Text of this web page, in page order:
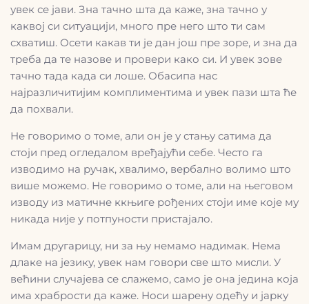
увек се јави. Зна тачно шта да каже, зна тачно у
каквој си ситуацији, много пре него што ти сам
схватиш. Осети какав ти је дан још пре зоре, и зна да
треба да те назове и провери како си. И увек зове
тачно тада када си лоше. Обасипа нас
најразличитијим комплиментима и увек пази шта ће
да похвали.
Не говоримо о томе, али он је у стању сатима да
стоји пред огледалом вређајући себе. Често га
изводимо на ручак, хвалимо, вербално волимо што
више можемо. Не говоримо о томе, али на његовом
изводу из матичне ккњиге рођених стоји име које му
никада није у потпуности пристајало.
Имам другарицу, ни за њу немамо надимак. Нема
длаке на језику, увек нам говори све што мисли. У
већини случајева се слажемо, само је она једина која
има храбрости да каже. Носи шарену одећу и јарку